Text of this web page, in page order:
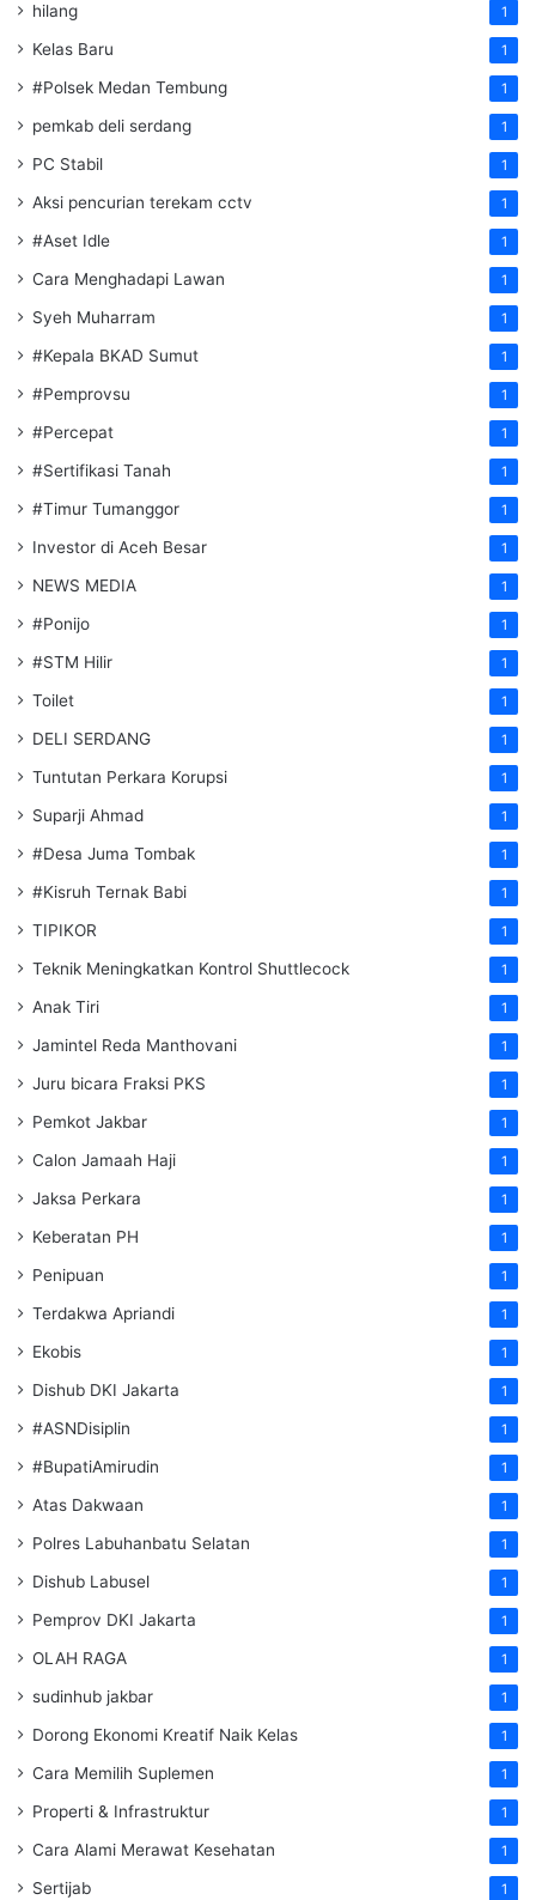
hilang 1
Kelas Baru 1
#Polsek Medan Tembung 1
pemkab deli serdang 1
PC Stabil 1
Aksi pencurian terekam cctv 1
#Aset Idle 1
Cara Menghadapi Lawan 1
Syeh Muharram 1
#Kepala BKAD Sumut 1
#Pemprovsu 1
#Percepat 1
#Sertifikasi Tanah 1
#Timur Tumanggor 1
Investor di Aceh Besar 1
NEWS MEDIA 1
#Ponijo 1
#STM Hilir 1
Toilet 1
DELI SERDANG 1
Tuntutan Perkara Korupsi 1
Suparji Ahmad 1
#Desa Juma Tombak 1
#Kisruh Ternak Babi 1
TIPIKOR 1
Teknik Meningkatkan Kontrol Shuttlecock 1
Anak Tiri 1
Jamintel Reda Manthovani 1
Juru bicara Fraksi PKS 1
Pemkot Jakbar 1
Calon Jamaah Haji 1
Jaksa Perkara 1
Keberatan PH 1
Penipuan 1
Terdakwa Apriandi 1
Ekobis 1
Dishub DKI Jakarta 1
#ASNDisiplin 1
#BupatiAmirudin 1
Atas Dakwaan 1
Polres Labuhanbatu Selatan 1
Dishub Labusel 1
Pemprov DKI Jakarta 1
OLAH RAGA 1
sudinhub jakbar 1
Dorong Ekonomi Kreatif Naik Kelas 1
Cara Memilih Suplemen 1
Properti & Infrastruktur 1
Cara Alami Merawat Kesehatan 1
Sertijab 1